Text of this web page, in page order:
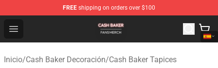
FREE shipping on orders over $100
Open menu
Cash Baker Shop - Official Cash Baker Merchandise
Inicio/Cash Baker Decoración/Cash Baker Tapices